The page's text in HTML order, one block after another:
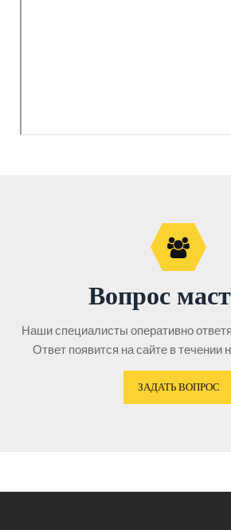
Вопрос
Наши специалисты оперативно
Ответ появится на сайте в течении
ЗАДАТЬ ВОПРОС